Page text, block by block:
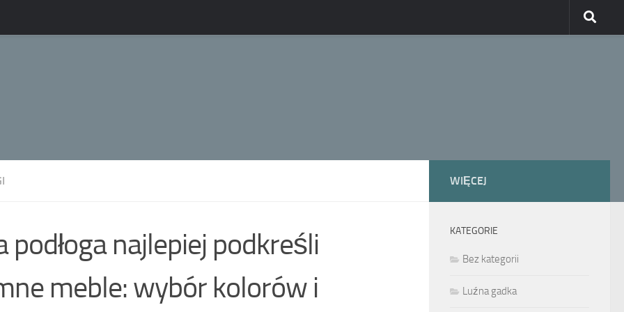
podłoga najlepiej podkreśli
meble: wybór kolorów i
WIĘCEJ
KATEGORIE
Bez kategorii
Luźna gadka